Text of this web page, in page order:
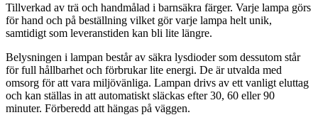
Tillverkad av trä och handmålad i barnsäkra färger. Varje lampa görs
för hand och på beställning vilket gör varje lampa helt unik,
samtidigt som leveranstiden kan bli lite längre.
Belysningen i lampan består av säkra lysdioder som dessutom står
för full hållbarhet och förbrukar lite energi. De är utvalda med
omsorg för att vara miljövänliga. Lampan drivs av ett vanligt eluttag
och kan ställas in att automatiskt släckas efter 30, 60 eller 90
minuter. Förberedd att hängas på väggen.